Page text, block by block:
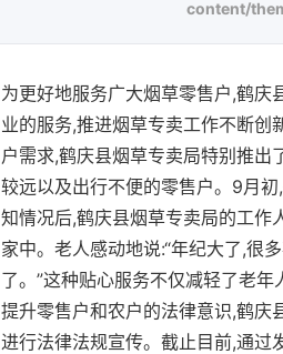
content/
为更好地服务广大烟草零售户,鹤庆
业的服务,推进烟草专卖工作不断
户需求,鹤庆县烟草专卖局特别推
较远以及出行不便的零售户。9月
知情况后,鹤庆县烟草专卖局的工作
家中。老人感动地说:“年纪大了,很
了。”这种贴心服务不仅减轻了老
提升零售户和农户的法律意识,鹤庆
进行法律法规宣传。截止目前,通过